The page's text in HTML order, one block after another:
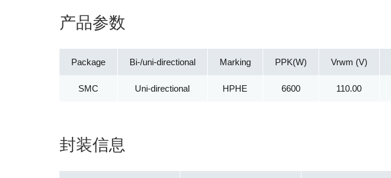
产品参数
Package
SMC
Bi-/uni-directional
Uni-directional
Marking
HPHE
PPK(W)
6600
Vrwm (V)
110.00
封装信息